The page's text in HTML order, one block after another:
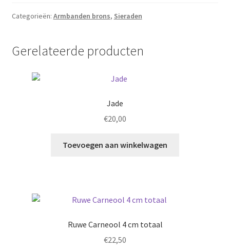
Berber
Categorieën: Armbanden brons, Sieraden
Gerelateerde producten
Jade
€20,00
Toevoegen aan winkelwagen
Ruwe Carneool 4 cm totaal
€22,50